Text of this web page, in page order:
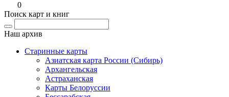
0
Поиск карт и книг
Наш архив
Старинные карты
Азиатская карта России (Сибирь)
Архангельская
Астраханская
Карты Белоруссии